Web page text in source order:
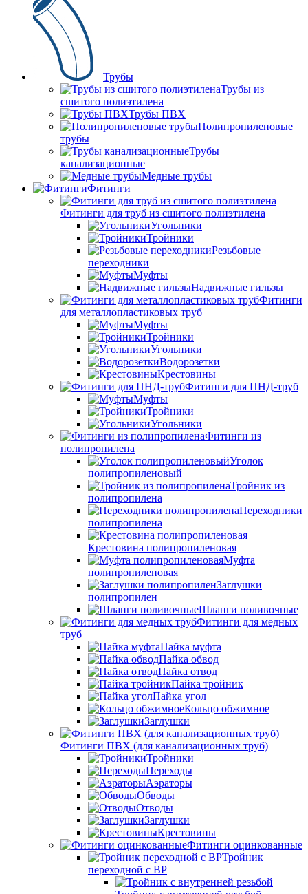
Трубы
Трубы из
сшитого полиэтилена
Трубы ПВХ
Полипропиленовые
трубы
Трубы
канализационные
Медные трубы
Фитинги
Фитинги для труб из сшитого полиэтилена
Угольники
Тройники
Резьбовые
переходники
Муфты
Надвижные гильзы
Фитинги
для металлопластиковых труб
Муфты
Тройники
Угольники
Водорозетки
Крестовины
Фитинги для ПНД-труб
Муфты
Тройники
Угольники
Фитинги из
полипропилена
Уголок
полипропиленовый
Тройник из
полипропилена
Переходники
полипропилена
Крестовина полипропиленовая
Муфта
полипропиленовая
Заглушки
полипропилен
Шланги поливочные
Фитинги для медных
труб
Пайка муфта
Пайка обвод
Пайка отвод
Пайка тройник
Пайка угол
Кольцо обжимное
Заглушки
Фитинги ПВХ (для канализационных труб)
Тройники
Переходы
Аэраторы
Обводы
Отводы
Заглушки
Крестовины
Фитинги оцинкованные
Тройник
переходной с ВР